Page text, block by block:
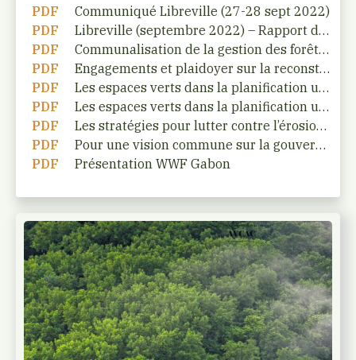
PDF
Communiqué Libreville (27-28 sept 2022)
PDF
Libreville (septembre 2022) – Rapport des Travaux
PDF
Communalisation de la gestion des forêts en Afrique Centrale
PDF
Engagements et plaidoyer sur la reconstitution des mangroves
PDF
Les espaces verts dans la planification urbaine – Exemple de Douala
PDF
Les espaces verts dans la planification urbaine – Exemple de Yaoundé
PDF
Les stratégies pour lutter contre l’érosion et la restauration des mangroves en milieux urbains et périurbains
PDF
Pour une vision commune sur la gouvernance de foresterie urbaine – Ville de Bangui
PDF
Présentation WWF Gabon